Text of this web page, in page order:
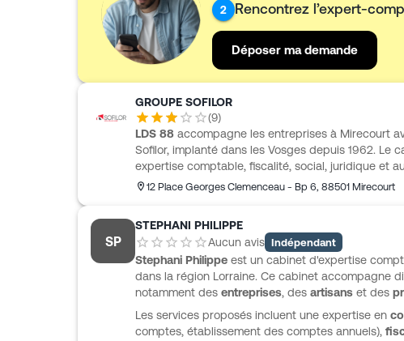
2 Rencontrez l’expert-
Déposer ma demande
GROUPE SOFILOR
(9)
LDS 88 accompagne les entreprises à Mirecourt
Sofilor, implanté dans les Vosges depuis 1962. Le
expertise comptable, fiscalité, social, juridique et
accompagnement pensé pour les chefs
accessible. LDS 88 propose aussi des solutions
espace client sécurisé, la comptabilité en ligne et
via ACD Bank, pour faciliter le pilotage et la
12 Place Georges Clemenceau - Bp 6, 88501 Mirecourt
SP
STEPHANI PHILIPPE
Aucun avis Indépendant
Stephani Philippe est un cabinet d'expertise
dans la région Lorraine. Ce cabinet accompagne
notamment des entreprises, des artisans et des
Les services proposés incluent une expertise en
comptes, établissement des comptes annuels),